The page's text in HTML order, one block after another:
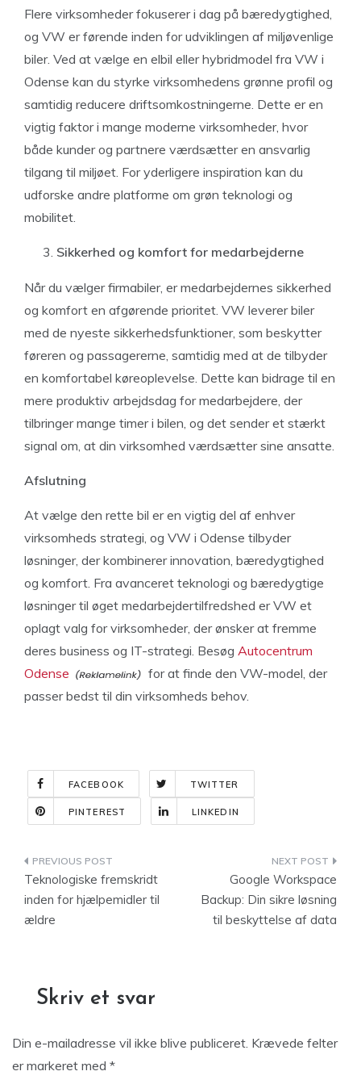
Flere virksomheder fokuserer i dag på bæredygtighed,
og VW er førende inden for udviklingen af miljøvenlige
biler. Ved at vælge en elbil eller hybridmodel fra VW i
Odense kan du styrke virksomhedens grønne profil og
samtidig reducere driftsomkostningerne. Dette er en
vigtig faktor i mange moderne virksomheder, hvor
både kunder og partnere værdsætter en ansvarlig
tilgang til miljøet. For yderligere inspiration kan du
udforske andre platforme om grøn teknologi og
mobilitet.
Sikkerhed og komfort for medarbejderne
Når du vælger firmabiler, er medarbejdernes sikkerhed
og komfort en afgørende prioritet. VW leverer biler
med de nyeste sikkerhedsfunktioner, som beskytter
føreren og passagererne, samtidig med at de tilbyder
en komfortabel køreoplevelse. Dette kan bidrage til en
mere produktiv arbejdsdag for medarbejdere, der
tilbringer mange timer i bilen, og det sender et stærkt
signal om, at din virksomhed værdsætter sine ansatte.
Afslutning
At vælge den rette bil er en vigtig del af enhver
virksomheds strategi, og VW i Odense tilbyder
løsninger, der kombinerer innovation, bæredygtighed
og komfort. Fra avanceret teknologi og bæredygtige
løsninger til øget medarbejdertilfredshed er VW et
oplagt valg for virksomheder, der ønsker at fremme
deres business og IT-strategi. Besøg Autocentrum
Odense
for at finde den VW-model, der
passer bedst til din virksomheds behov.
FACEBOOK TWITTER
PINTEREST LINKEDIN
Indlægsnavigation
Teknologiske fremskridt
inden for hjælpemidler til
ældre
Google Workspace
Backup: Din sikre løsning
til beskyttelse af data
Skriv et svar
Din e-mailadresse vil ikke blive publiceret. Krævede felter
er markeret med *